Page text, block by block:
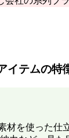
イテムの特
材を使った仕